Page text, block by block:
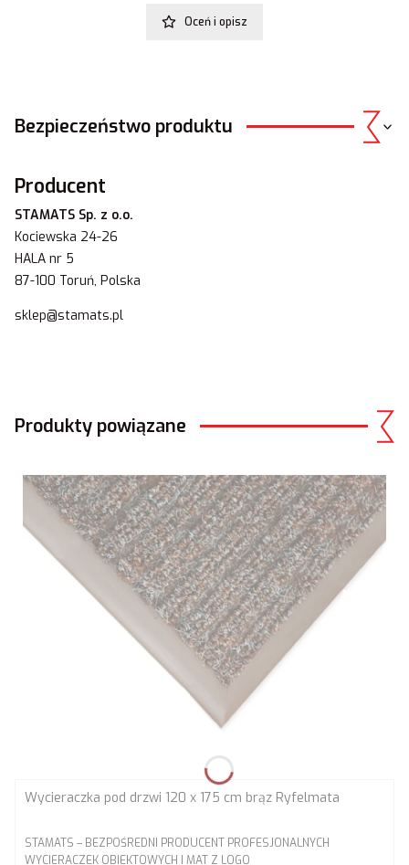
Oceń i opisz
Bezpieczeństwo produktu
Producent
STAMATS Sp. z o.o.
Kociewska 24-26
HALA nr 5
87-100 Toruń, Polska
sklep@stamats.pl
Produkty powiązane
Wycieraczka pod drzwi 120 x 175 cm brąz Ryfelmata
PRODUCENT
STAMATS – BEZPOŚREDNI PRODUCENT PROFESJONALNYCH
WYCIERACZEK OBIEKTOWYCH I MAT Z LOGO